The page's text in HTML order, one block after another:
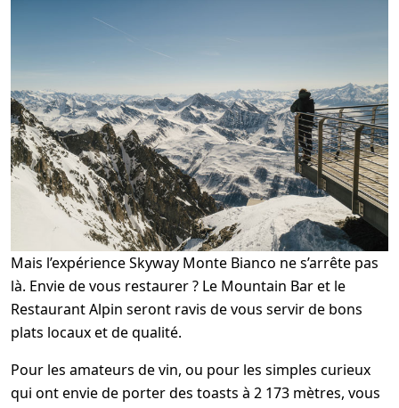
Mais l’expérience Skyway Monte Bianco ne s’arrête pas
là. Envie de vous restaurer ? Le Mountain Bar et le
Restaurant Alpin seront ravis de vous servir de bons
plats locaux et de qualité.
Pour les amateurs de vin, ou pour les simples curieux
qui ont envie de porter des toasts à 2 173 mètres, vous